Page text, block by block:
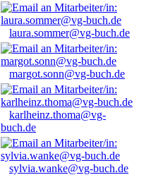
laura.sommer@vg-buch.de
margot.sonn@vg-buch.de
karlheinz.thoma@vg-
buch.de
sylvia.wanke@vg-buch.de